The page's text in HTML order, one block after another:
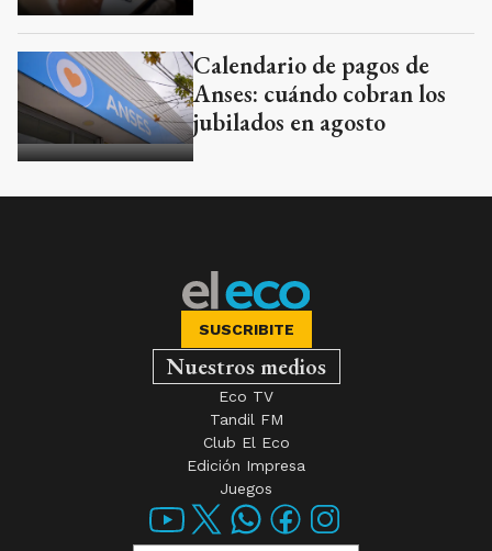
Calendario de pagos de
Anses: cuándo cobran los
jubilados en agosto
SUSCRIBITE
Nuestros medios
Eco TV
Tandil FM
Club El Eco
Edición Impresa
Juegos